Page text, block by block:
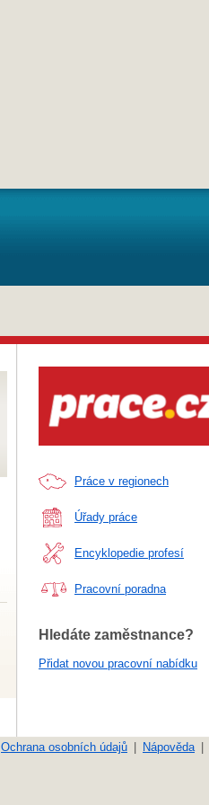
Práce v regionech
Úřady práce
Encyklopedie profesí
Pracovní poradna
Hledáte zaměstnance?
Přidat novou pracovní nabídku
Ochrana osobních údajů Nápověda